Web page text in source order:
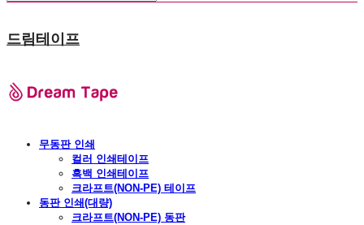
드림테이프
무동판 인쇄
컬러 인쇄테이프
흑백 인쇄테이프
크라프트(NON-PE) 테이프
동판 인쇄(대량)
크라프트(NON-PE) 동판